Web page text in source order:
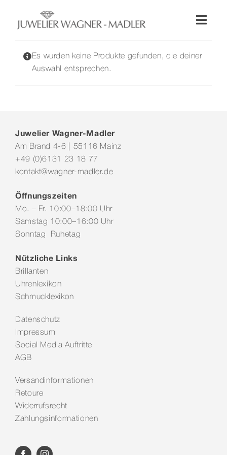
springen
Wellendorff
Service & Leistungen
Es wurden keine Produkte gefunden, die deiner
Auswahl entsprechen.
Juwelier Wagner-Madler
Am Brand 4-6 | 55116 Mainz
+49 (0)6131 23 18 77
kontakt@wagner-madler.de
Öffnungszeiten
Mo. – Fr. 10:00–18:00 Uhr
Samstag 10:00–16:00 Uhr
Sonntag Ruhetag
Nützliche Links
Brillanten
Uhrenlexikon
Schmucklexikon
Datenschutz
Impressum
Social Media Auftritte
AGB
Versandinformationen
Retoure
Widerrufsrecht
Zahlungsinformationen